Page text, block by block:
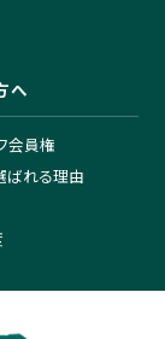
へ
会員権
ばれる理由